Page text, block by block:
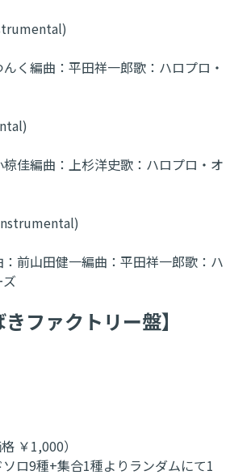
く 編曲： 平田祥一郎歌： ハロプロ・
椋佳編曲： 上杉洋史歌： ハロプロ・オ
前山田健一編曲： 平田祥一郎歌： ハ
きファクトリー盤】
格 ￥1,000）
ロ9種+集合1種よりランダムにて1